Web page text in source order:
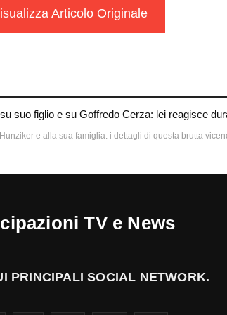
Articolo Originale
suo figlio e su Goffredo Cerza: lei reagisce
e alla sua famiglia: i dettagli di questa brutta
TV e News
PRINCIPALI SOCIAL NETWORK.